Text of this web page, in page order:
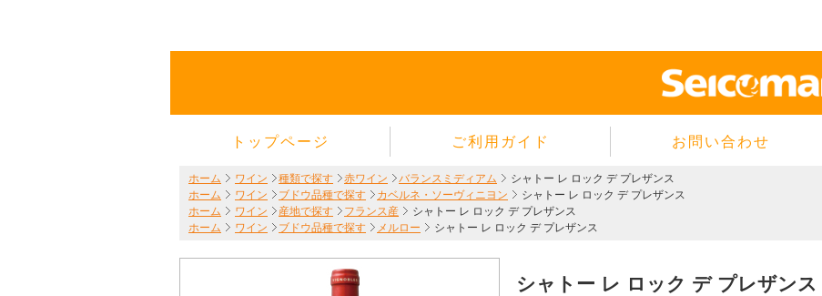
トップページ ご利用ガイド
当サイトについて
個人情報保護方針
サイトのご利用規約
商品のご注文方法
ご注文の確認・キャンセル
お問い合わせ
ホーム ワイン 種類で探す 赤ワイン バランスミディアム
シャトー レ ロック デ プレザンス
ホーム
ワイン ブドウ品種で探す カベルネ・ソーヴィニヨン
シャトー レ ロック デ プレザンス
ホーム
ワイン 産地で探す フランス産
シャトー レ ロック デ プレザンス
ホーム
ワイン ブドウ品種で探す メルロー シャトー レ ロック デ プレザンス
シャトー レ ロック デ プレザンス